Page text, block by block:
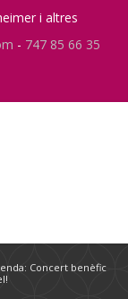
i altres
- 747 85 66 35
Concert benèfic